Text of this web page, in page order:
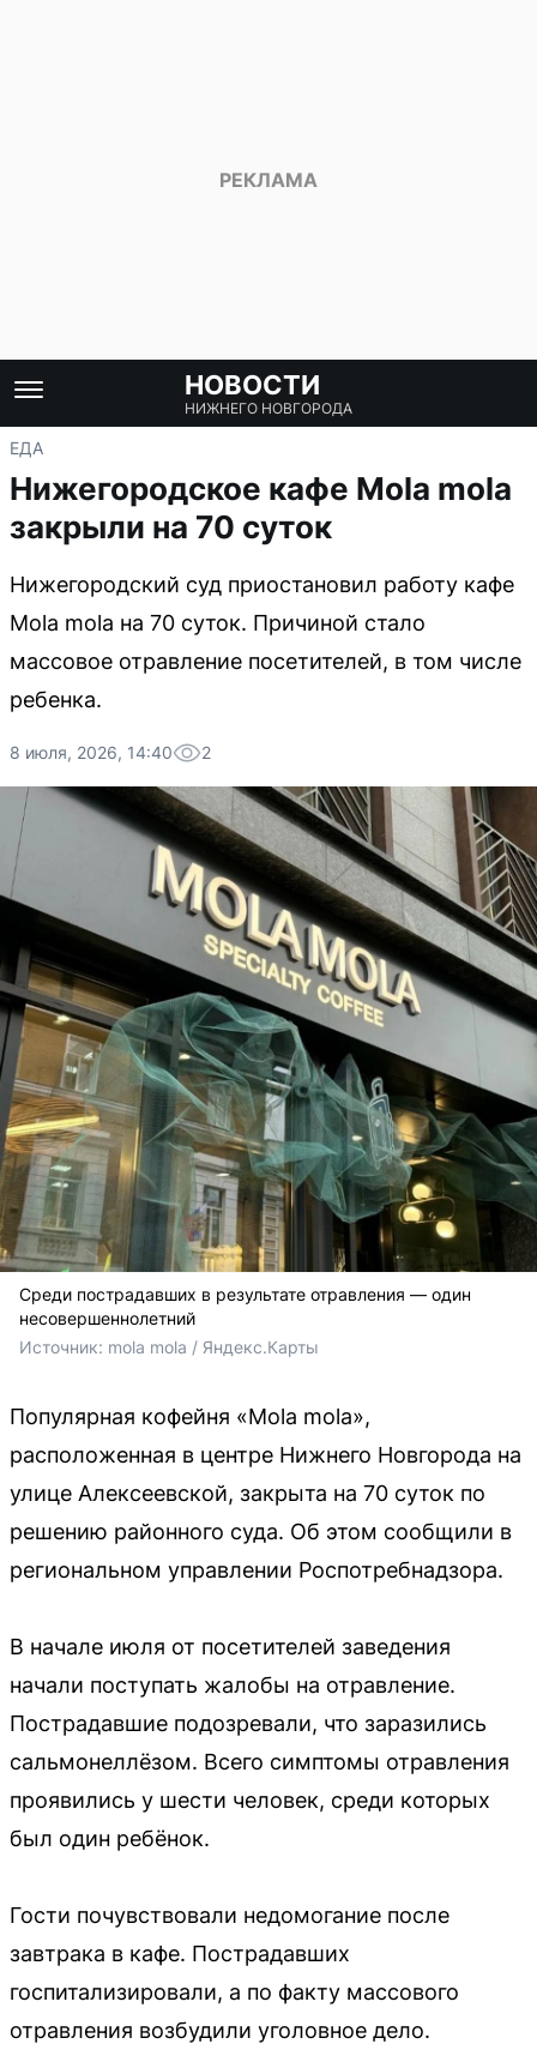
НОВОСТИ
НИЖНЕГО НОВГОРОДА
ЕДА
Нижегородское кафе Mola mola
закрыли на 70 суток
Нижегородский суд приостановил работу кафе
Mola mola на 70 суток. Причиной стало
массовое отравление посетителей, в том числе
ребенка.
8 июля, 2026, 14:40 2
Среди пострадавших в результате отравления — один
несовершеннолетний
Источник: mola mola / Яндекс.Карты
Популярная кофейня «Mola mola»,
расположенная в центре Нижнего Новгорода на
улице Алексеевской, закрыта на 70 суток по
решению районного суда. Об этом сообщили в
региональном управлении Роспотребнадзора.
В начале июля от посетителей заведения
начали поступать жалобы на отравление.
Пострадавшие подозревали, что заразились
сальмонеллёзом. Всего симптомы отравления
проявились у шести человек, среди которых
был один ребёнок.
Гости почувствовали недомогание после
завтрака в кафе. Пострадавших
госпитализировали, а по факту массового
отравления возбудили уголовное дело.